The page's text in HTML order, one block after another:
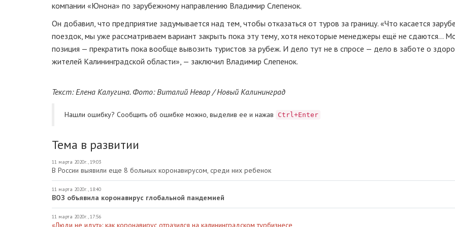
компании «Юнона» по зарубежному направлению Владимир Слепенок.
Он добавил, что предприятие задумывается над тем, чтобы отказаться от туров за границу. «Что касается
поездок, мы уже рассматриваем вариант закрыть пока эту тему, хотя некоторые менеджеры ещё не сдаются...
позиция — прекратить пока вообще вывозить туристов за рубеж. И дело тут не в спросе — дело в заботе о
жителей Калининградской области», — заключил Владимир Слепенок.
Текст: Елена Калугина. Фото: Виталий Невар / Новый Калининград
Нашли ошибку? Cообщить об ошибке можно, выделив ее и нажав Ctrl+Enter
Тема в развитии
11 марта 2020г., 19:03
В России выявили еще 8 больных коронавирусом, среди них ребенок
11 марта 2020г., 18:40
ВОЗ объявила коронавирус глобальной пандемией
11 марта 2020г., 17:56
«Люди не идут»: как коронавирус отразился на калининградском турбизнесе